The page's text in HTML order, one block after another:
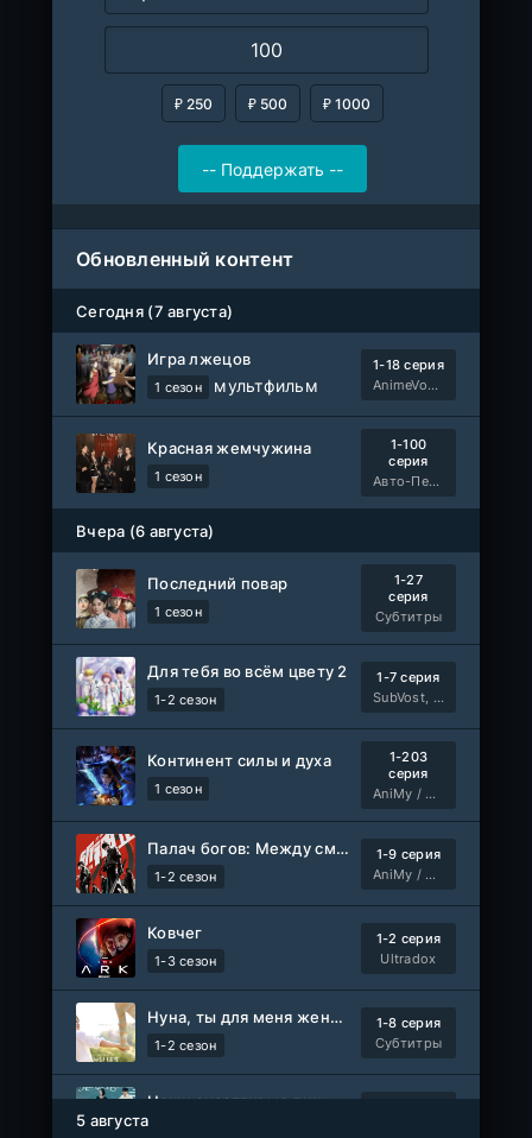
₽ 250 ₽ 500 ₽ 1000
Обновленный контент
Сегодня (7 августа)
Игра лжецов
1 сезон мультфильм
1-18 серия
AnimeVost, Субтитры, SHIZA Project, Dream Cast, Reanimedia, AniBaza
Красная жемчужина
1 сезон
1-100
серия
Авто-Перевод
Вчера (6 августа)
Последний повар
1 сезон
1-27
серия
Субтитры
Для тебя во всём цвету 2
1-2 сезон
1-7 серия
SubVost, Манипулятор
Континент силы и духа
1 сезон
1-203
серия
AniMy / RuChiMe
Палач богов: Между смертным и божественным царством 2
1-2 сезон
1-9 серия
AniMy / RuChiMe
Ковчег
1-3 сезон
1-2 серия
Ultradox
Нуна, ты для меня женщина 2
1-2 сезон
1-8 серия
Субтитры
Наши счастливые дни
5 августа